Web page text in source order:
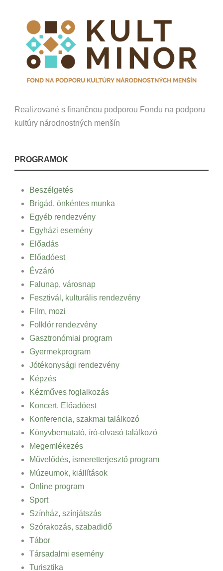
Realizované s finančnou podporou Fondu na podporu
kultúry národnostných menšín
PROGRAMOK
Beszélgetés
Brigád, önkéntes munka
Egyéb rendezvény
Egyházi esemény
Előadás
Előadóest
Évzáró
Falunap, városnap
Fesztivál, kulturális rendezvény
Film, mozi
Folklór rendezvény
Gasztronómiai program
Gyermekprogram
Jótékonysági rendezvény
Képzés
Kézműves foglalkozás
Koncert, Előadóest
Konferencia, szakmai találkozó
Könyvbemutató, író-olvasó találkozó
Megemlékezés
Művelődés, ismeretterjesztő program
Múzeumok, kiállítások
Online program
Sport
Színház, színjátszás
Szórakozás, szabadidő
Tábor
Társadalmi esemény
Turisztika